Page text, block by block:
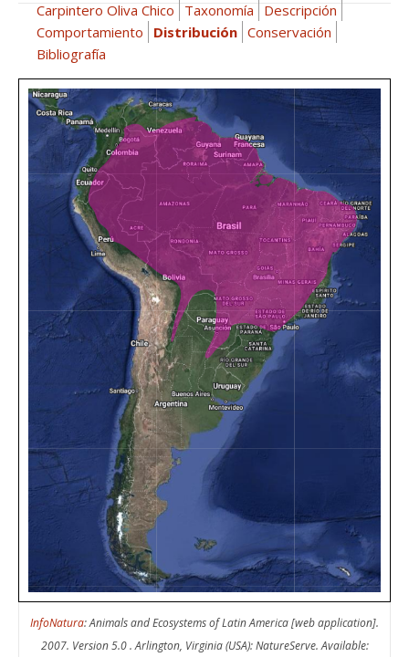
Carpintero Oliva Chico
Taxonomía
Descripción
Comportamiento
Distribución Conservación
Bibliografía
InfoNatura: Animals and Ecosystems of Latin America [web application].
2007. Version 5.0 . Arlington, Virginia (USA): NatureServe. Available: